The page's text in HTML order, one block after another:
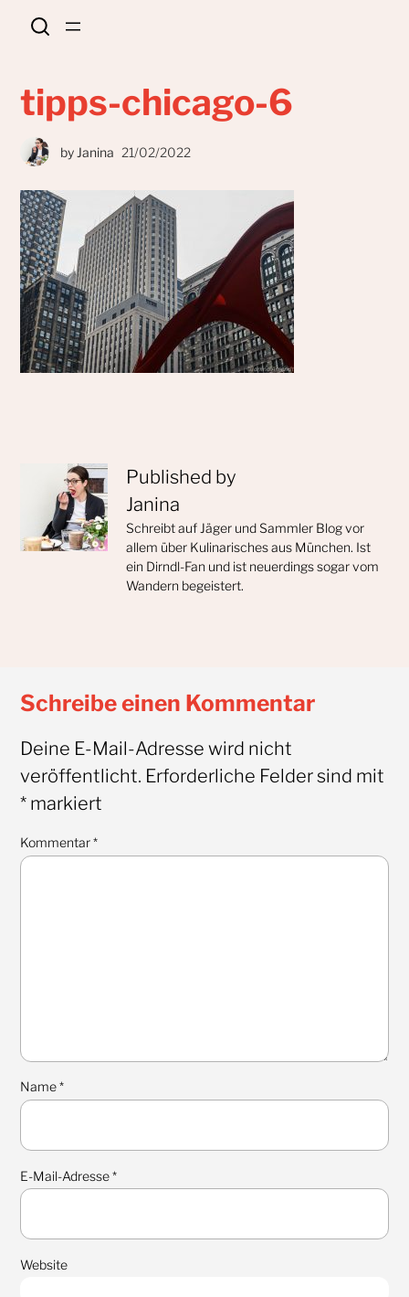
tipps-chicago-6
by Janina 21/02/2022
Published by
Janina
Schreibt auf Jäger und Sammler Blog vor
allem über Kulinarisches aus München. Ist
ein Dirndl-Fan und ist neuerdings sogar vom
Wandern begeistert.
Schreibe einen Kommentar
Deine E-Mail-Adresse wird nicht
veröffentlicht. Erforderliche Felder sind mit
*markiert
Kommentar*
Name*
E-Mail-Adresse*
Website